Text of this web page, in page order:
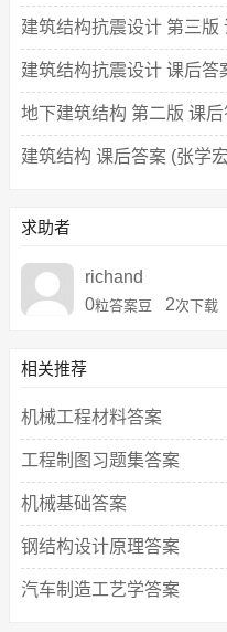
建筑结构抗震设计 第三版
建筑结构抗震设计 课后答
地下建筑结构 第二版 课
建筑结构 课后答案 (张学
求助者
richand
0粒答案豆 2次下载
相关推荐
机械工程材料答案
工程制图习题集答案
机械基础答案
钢结构设计原理答案
汽车制造工艺学答案